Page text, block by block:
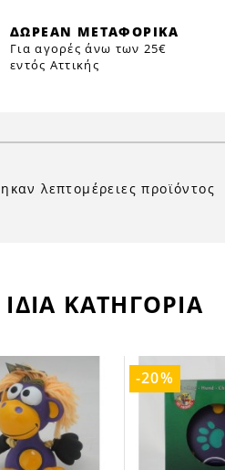
ΔΩΡΕΑΝ ΜΕΤΑΦΟΡΙΚΑ
Για αγορές άνω των 25€
εντός Αττικής
λεπτομέρειες προϊόντος
ΚΑΤΗΓΟΡΙΑ
-20%